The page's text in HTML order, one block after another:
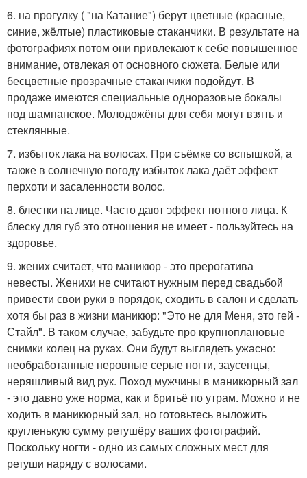
6. на прогулку ( "на Катание") берут цветные (красные,
синие, жёлтые) пластиковые стаканчики. В результате на
фотографиях потом они привлекают к себе повышенное
внимание, отвлекая от основного сюжета. Белые или
бесцветные прозрачные стаканчики подойдут. В
продаже имеются специальные одноразовые бокалы
под шампанское. Молодожёны для себя могут взять и
стеклянные.
7. избыток лака на волосах. При съёмке со вспышкой, а
также в солнечную погоду избыток лака даёт эффект
перхоти и засаленности волос.
8. блестки на лице. Часто дают эффект потного лица. К
блеску для губ это отношения не имеет - пользуйтесь на
здоровье.
9. жених считает, что маникюр - это прерогатива
невесты. Женихи не считают нужным перед свадьбой
привести свои руки в порядок, сходить в салон и сделать
хотя бы раз в жизни маникюр: "Это не для Меня, это гей -
Стайл". В таком случае, забудьте про крупноплановые
снимки колец на руках. Они будут выглядеть ужасно:
необработанные неровные серые ногти, заусенцы,
неряшливый вид рук. Поход мужчины в маникюрный зал
- это давно уже норма, как и бритьё по утрам. Можно и не
ходить в маникюрный зал, но готовьтесь выложить
кругленькую сумму ретушёру ваших фотографий.
Поскольку ногти - одно из самых сложных мест для
ретуши наряду с волосами.